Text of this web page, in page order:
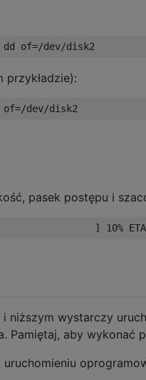
dd of=/dev/disk2
przykładzie):
of=/dev/disk2
pasek postępu i
] 10% ETA
i niższym wystarczy
Pamiętaj, aby wykonać